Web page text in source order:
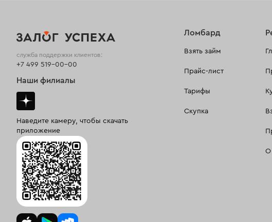
Ломбард
Взять займ
Прайс-лист
Тарифы
Скупка
О
служба поддержки клиентов:
+7 499 519-00-00
Наши филиалы
Наведите камеру, чтобы скачать
приложение